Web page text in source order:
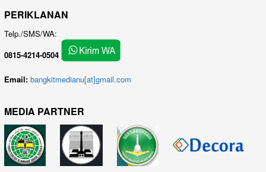
PERIKLANAN
Telp./SMS/WA:
0815-4214-0504
Email: bangkitmedianu[at]gmail.com
MEDIA PARTNER